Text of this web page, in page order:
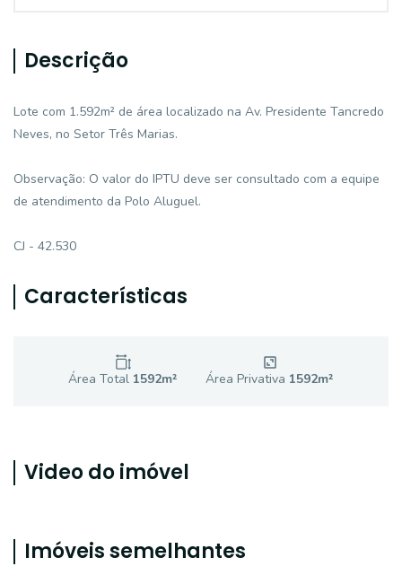
Descrição
Lote com 1.592m² de área localizado na Av. Presidente Tancredo
Neves, no Setor Três Marias.
Observação: O valor do IPTU deve ser consultado com a equipe
de atendimento da Polo Aluguel.
CJ - 42.530
Características
Área Total 1592m² Área Privativa 1592m²
Video do imóvel
Imóveis semelhantes